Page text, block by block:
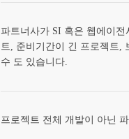
파트너사가 SI 혹은 웹에이
트, 준비기간이 긴 프로젝트,
수 도 있습니다.
프로젝트 전체 개발이 아닌